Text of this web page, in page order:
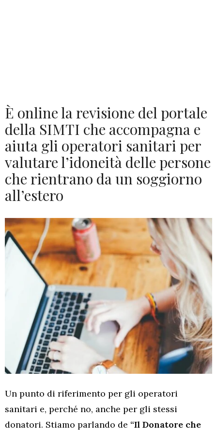
È online la revisione del portale
della SIMTI che accompagna e
aiuta gli operatori sanitari per
valutare l’idoneità delle persone
che rientrano da un soggiorno
all’estero
Un punto di riferimento per gli operatori
sanitari e, perché no, anche per gli stessi
donatori. Stiamo parlando de “Il Donatore che